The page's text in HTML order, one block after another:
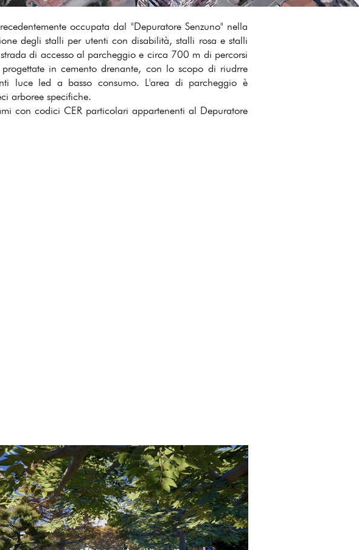
occupata dal "Depuratore Senzuno" nella
degli stalli per utenti con disabilità, stalli rosa e stalli
di accesso al parcheggio e circa 700 m di percorsi
in cemento drenante, con lo scopo di riudrre
luce led a basso consumo. L'area di parcheggio è
arboree specifiche.
con codici CER particolari appartenenti al Depuratore